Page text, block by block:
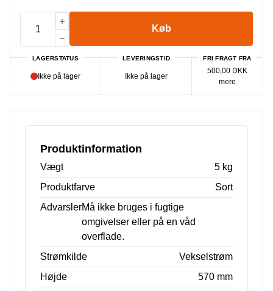
Køb
LAGERSTATUS
Ikke på lager
LEVERINGSTID
Ikke på lager
FRI FRAGT FRA
500,00 DKK
mere
Produktinformation
Vægt
5 kg
Produktfarve
Sort
AdvarslerMå ikke bruges i fugtige
omgivelser eller på en våd
overflade.
Strømkilde
Vekselstrøm
Højde
570 mm